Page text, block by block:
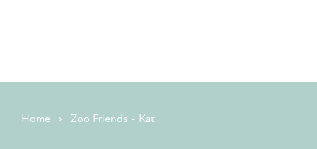
Home › Zoo Friends - Kat